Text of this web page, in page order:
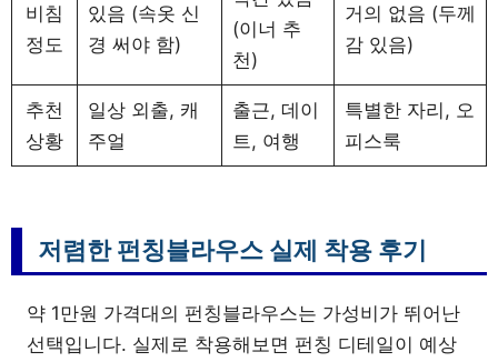
비침
정도
있음 (속옷 신
경 써야 함)
(이너 추
천)
거의 없음 (두께
감 있음)
추천
상황
일상 외출, 캐
주얼
출근, 데이
트, 여행
특별한 자리, 오
피스룩
저렴한 펀칭블라우스 실제 착용 후기
약 1만원 가격대의 펀칭블라우스는 가성비가 뛰어난
선택입니다. 실제로 착용해보면 펀칭 디테일이 예상